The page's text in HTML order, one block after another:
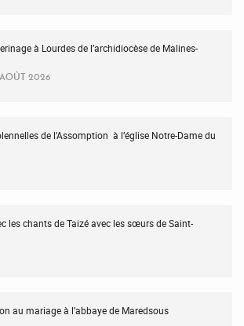
à Lourdes de l’archidiocèse de Malines-
2026
de l’Assomption à l’église Notre-Dame du
les chants de Taizé avec les sœurs de Saint-
au mariage à l’abbaye de Maredsous